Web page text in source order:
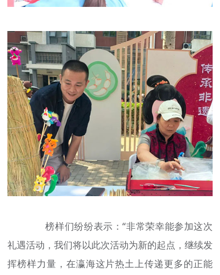
榜样们纷纷表示：“非常荣幸能参加这次
礼遇活动，我们将以此次活动为新的起点，继续发
挥榜样力量，在瀛海这片热土上传递更多的正能